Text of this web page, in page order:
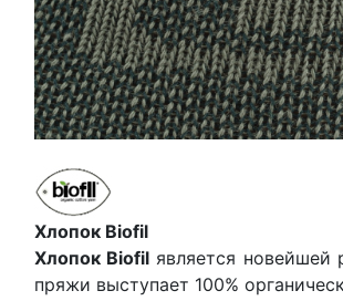
Хлопок Biofil
Хлопок Biofil является новейшей
пряжи выступает 100%